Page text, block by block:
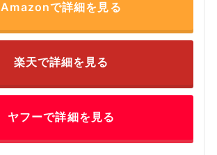
Amazonで詳細を見る
楽天で詳細を見る
ヤフーで詳細を見る